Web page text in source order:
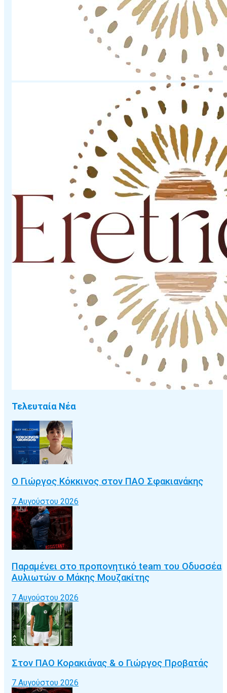
Τελευταία Νέα
Ο Γιώργος Κόκκινος στον ΠΑΟ Σφακιανάκης
7 Αυγούστου 2026
Παραμένει στο προπονητικό team του Οδυσσέα
Αυλιωτών ο Μάκης Μουζακίτης
7 Αυγούστου 2026
Στον ΠΑΟ Κορακιάνας & ο Γιώργος Προβατάς
7 Αυγούστου 2026